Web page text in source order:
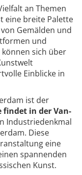
an Themen
eine breite Palette
Gemälden und
und
sich über
Einblicke in
ist der
findet in der Van-
Industriedenkmal
Diese
eine
spannenden
Kunst.